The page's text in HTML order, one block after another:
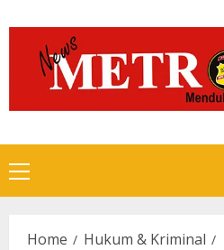
to
content
Primary
Menu
Home
Hukum & Kriminal